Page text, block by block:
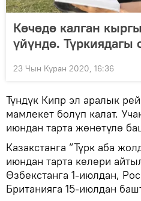
Көчөдө калган
үйүндө. Түркиядагы
23 Чын Куран 2020, 16:36
Түндүк Кипр эл аралык
мамлекет болуп калат.
июндан тарта жөнөтүлө
Казакстанга ”Түрк аба
июндан тарта келери
Өзбекстанга 1-июлдан,
Британияга 15-июлдан